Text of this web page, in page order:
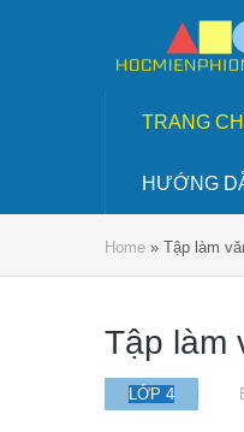
TRANG
HƯỚNG
Home » Tập làm
Tập làm
LỚP 4